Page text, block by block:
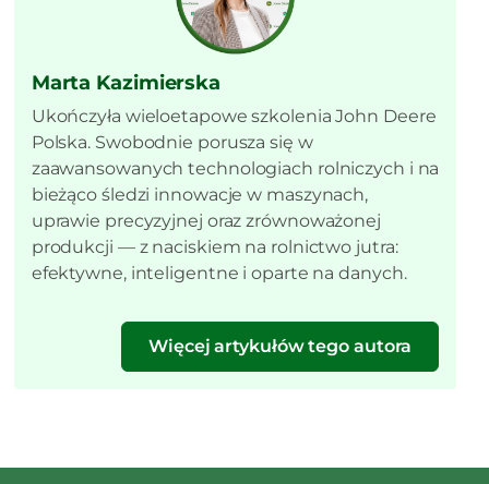
Marta Kazimierska
Ukończyła wieloetapowe szkolenia John Deere
Polska. Swobodnie porusza się w
zaawansowanych technologiach rolniczych i na
bieżąco śledzi innowacje w maszynach,
uprawie precyzyjnej oraz zrównoważonej
produkcji — z naciskiem na rolnictwo jutra:
efektywne, inteligentne i oparte na danych.
Więcej artykułów tego autora